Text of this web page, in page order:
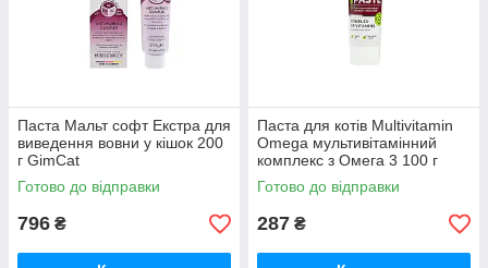
Паста Мальт софт Екстра для
виведення вовни у кішок 200
г GimCat
Готово до відправки
796 ₴
Паста для котів Multivitamin
Omega мультивітамінний
комплекс з Омега 3 100 г
Vitomax
Готово до відправки
287 ₴